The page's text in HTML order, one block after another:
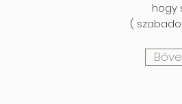
hogy
(